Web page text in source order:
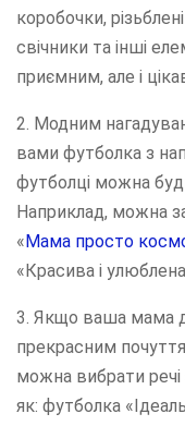
коробочки,
свічники та інші
приємним, але і
2. Модним
вами футболка з
футболці можна
Наприклад, можна
«Мама просто
«Красива і
3. Якщо ваша мама
прекрасним
можна вибрати
як: футболка